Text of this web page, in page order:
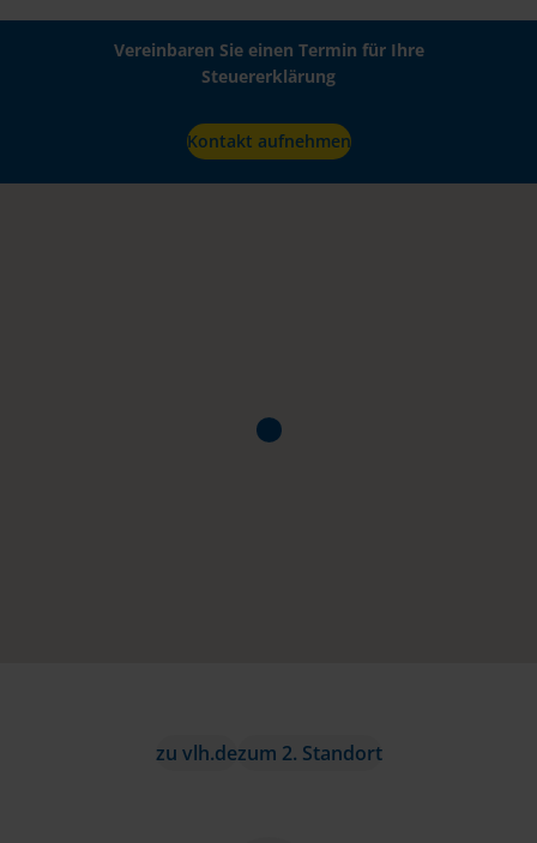
Vereinbaren Sie einen Termin für Ihre
Steuererklärung
Kontakt aufnehmen
zu vlh.dezum 2. Standort